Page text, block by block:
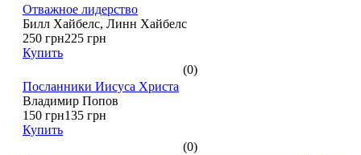
Отважное лидерство
Билл Хайбелс, Линн Хайбелс
250 грн225 грн
Купить
(0)
Посланники Иисуса Христа
Владимир Попов
150 грн135 грн
Купить
(0)